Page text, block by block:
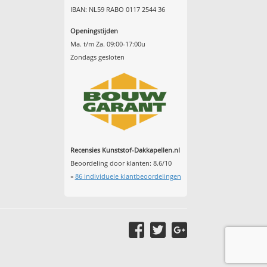
IBAN: NL59 RABO 0117 2544 36
Openingstijden
Ma. t/m Za. 09:00-17:00u
Zondags gesloten
Recensies Kunststof-Dakkapellen.nl
Beoordeling door klanten: 8.6/10
» 86individuele klantbeoordelingen